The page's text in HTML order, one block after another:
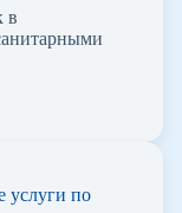
в
услуги по